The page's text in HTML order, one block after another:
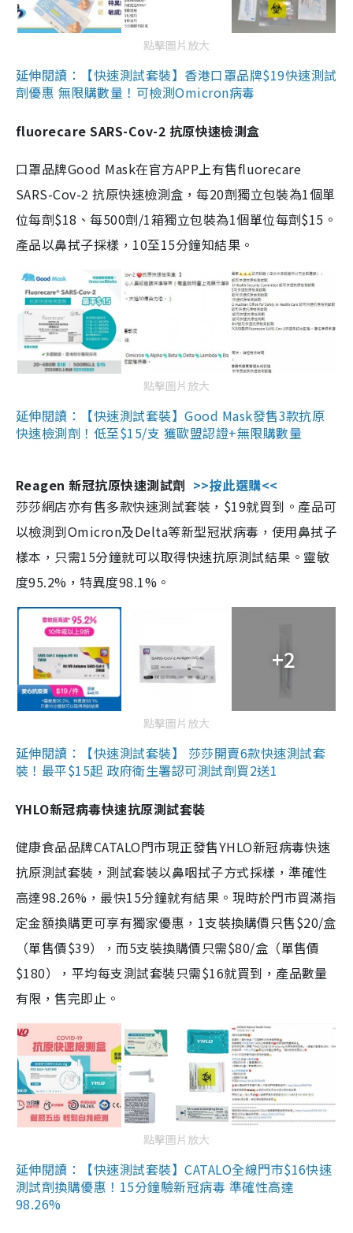
點擊圖片放大
延伸閱讀：【快速測試套裝】香港口罩品牌$19快速測試
劑優惠 無限購數量！可檢測Omicron病毒
fluorecare SARS-Cov-2 抗原快速檢測盒
口罩品牌Good Mask在官方APP上有售fluorecare
SARS-Cov-2 抗原快速檢測盒，每20劑獨立包裝為1個單
位每劑$18、每500劑/1箱獨立包裝為1個單位每劑$15。
產品以鼻拭子採樣，10至15分鐘知結果。
點擊圖片放大
延伸閱讀：【快速測試套裝】Good Mask發售3款抗原
快速檢測劑！低至$15/支 獲歐盟認證+無限購數量
Reagen 新冠抗原快速測試劑 >>按此選購<<
莎莎網店亦有售多款快速測試套裝，$19就買到。產品可
以檢測到Omicron及Delta等新型冠狀病毒，使用鼻拭子
樣本，只需15分鐘就可以取得快速抗原測試結果。靈敏
度95.2%，特異度98.1%。
+2
點擊圖片放大
延伸閱讀：【快速測試套裝】 莎莎開賣6款快速測試套
裝！最平$15起 政府衛生署認可測試劑買2送1
YHLO新冠病毒快速抗原測試套裝
健康食品品牌CATALO門市現正發售YHLO新冠病毒快速
抗原測試套裝，測試套裝以鼻咽拭子方式採樣，準確性
高達98.26%，最快15分鐘就有結果。現時於門市買滿指
定金額換購更可享有獨家優惠，1支裝換購價只售$20/盒
（單售價$39），而5支裝換購價只需$80/盒（單售價
$180），平均每支測試套裝只需$16就買到，產品數量
有限，售完即止。
點擊圖片放大
延伸閱讀：【快速測試套裝】CATALO全線門市$16快速
測試劑換購優惠！15分鐘驗新冠病毒 準確性高達
98.26%